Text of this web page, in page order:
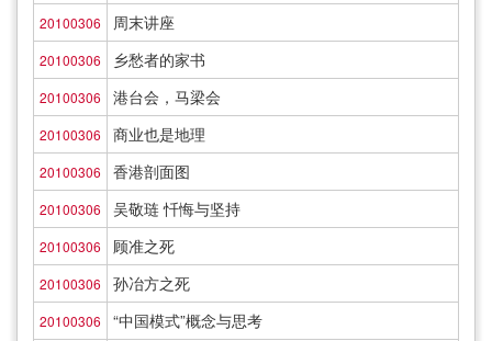
20100306 周末讲座
20100306 乡愁者的家书
20100306 港台会，马梁会
20100306 商业也是地理
20100306 香港剖面图
20100306 吴敬琏 忏悔与坚持
20100306 顾准之死
20100306 孙冶方之死
20100306 “中国模式”概念与思考